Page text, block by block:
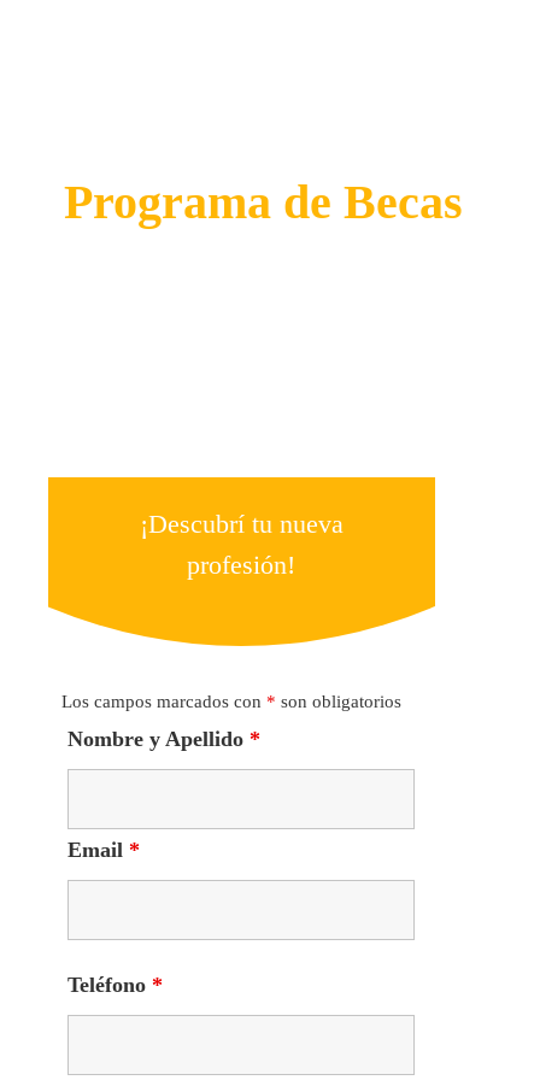
Programa de Becas
¡Descubrí tu nueva
profesión!
Los campos marcados con * son obligatorios
Nombre y Apellido *
Email *
Teléfono *